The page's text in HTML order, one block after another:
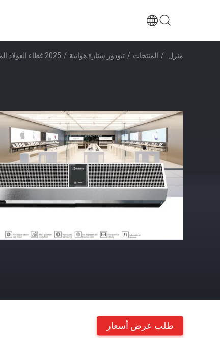
منزل / المنتجات / تيودور ستارة هوائية / 2025 غطاء الفولاذ المقاوم للصدأ سهل ستارة الهواء النظيف
طلب عرض أسعار